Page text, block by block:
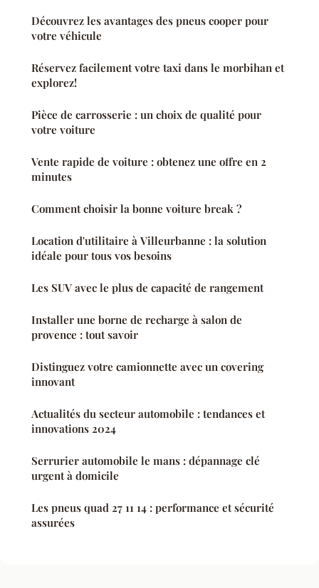
Découvrez les avantages des pneus cooper pour
votre véhicule
Réservez facilement votre taxi dans le morbihan et
explorez!
Pièce de carrosserie : un choix de qualité pour
votre voiture
Vente rapide de voiture : obtenez une offre en 2
minutes
Comment choisir la bonne voiture break ?
Location d'utilitaire à Villeurbanne : la solution
idéale pour tous vos besoins
Les SUV avec le plus de capacité de rangement
Installer une borne de recharge à salon de
provence : tout savoir
Distinguez votre camionnette avec un covering
innovant
Actualités du secteur automobile : tendances et
innovations 2024
Serrurier automobile le mans : dépannage clé
urgent à domicile
Les pneus quad 27 11 14 : performance et sécurité
assurées